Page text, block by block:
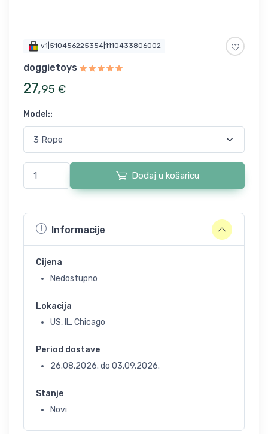
v1|510456225354|1110433806002
doggietoys
27,95 €
Model::
Dodaj u košaricu
Informacije
Cijena
Nedostupno
Lokacija
US, IL, Chicago
Period dostave
26.08.2026. do 03.09.2026.
Stanje
Novi